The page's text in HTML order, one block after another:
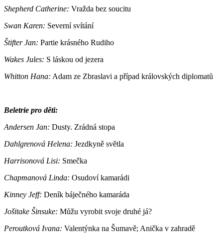
Shepherd Catherine: Vražda bez soucitu
Swan Karen: Severní svítání
Štifter Jan: Partie krásného Rudiho
Wakes Jules: S láskou od jezera
Whitton Hana: Adam ze Zbraslavi a případ královských diplomatů
Beletrie pro děti:
Andersen Jan: Dusty. Zrádná stopa
Dahlgrenová Helena: Jezdkyně světla
Harrisonová Lisi: Smečka
Chapmanová Linda: Osudoví kamarádi
Kinney Jeff: Deník báječného kamaráda
Jošitake Šinsuke: Můžu vyrobit svoje druhé já?
Peroutková Ivana: Valentýnka na Šumavě; Anička v zahradě